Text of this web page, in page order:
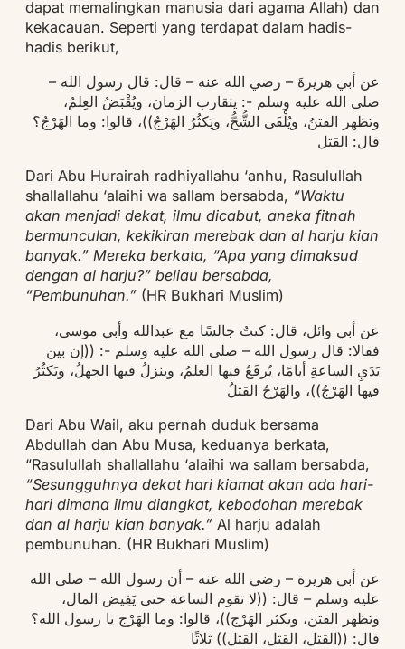
dapat memalingkan manusia dari agama Allah) dan
kekacauan. Seperti yang terdapat dalam hadis-
hadis berikut,
عن أبي هريرةَ – رضي الله عنه – قال: قال رسول الله –
صلى الله عليه وسلم -: يتقارب الزمان، ويُقْبَضُ العِلمُ،
وتظهر الفتنُ، ويُلْقَى الشُّحُّ، ويَكثُرُ الهَرْجُ))، قالوا: وما الهَرْجُ؟
قال: القتل
Dari Abu Hurairah radhiyallahu ‘anhu, Rasulullah
shallallahu ‘alaihi wa sallam bersabda, “Waktu
akan menjadi dekat, ilmu dicabut, aneka fitnah
bermunculan, kekikiran merebak dan al harju kian
banyak.” Mereka berkata, “Apa yang dimaksud
dengan al harju?” beliau bersabda,
“Pembunuhan.” (HR Bukhari Muslim)
عن أبي وائل، قال: كنتُ جالسًا مع عبدالله وأبي موسى،
فقالا: قال رسول الله – صلى الله عليه وسلم -: ((إن بين
يَدَيِ الساعةِ أيامًا، يُرفَعُ فيها العلمُ، وينزلُ فيها الجهلُ، ويَكثُرُ
فيها الهَرْجُ))، والهَرْجُ القتلُ
Dari Abu Wail, aku pernah duduk bersama
Abdullah dan Abu Musa, keduanya berkata,
“Rasulullah shallallahu ‘alaihi wa sallam bersabda,
“Sesungguhnya dekat hari kiamat akan ada hari-
hari dimana ilmu diangkat, kebodohan merebak
dan al harju kian banyak.” Al harju adalah
pembunuhan. (HR Bukhari Muslim)
عن أبي هريرة – رضي الله عنه – أن رسول الله – صلى الله
عليه وسلم – قال: ((لا تقوم الساعة حتى يَفِيض المال،
وتظهر الفتن، ويكثر الهَرْج))، قالوا: وما الهَرْج يا رسول الله؟
قال: ((القتل، القتل، القتل)) ثلاثًا